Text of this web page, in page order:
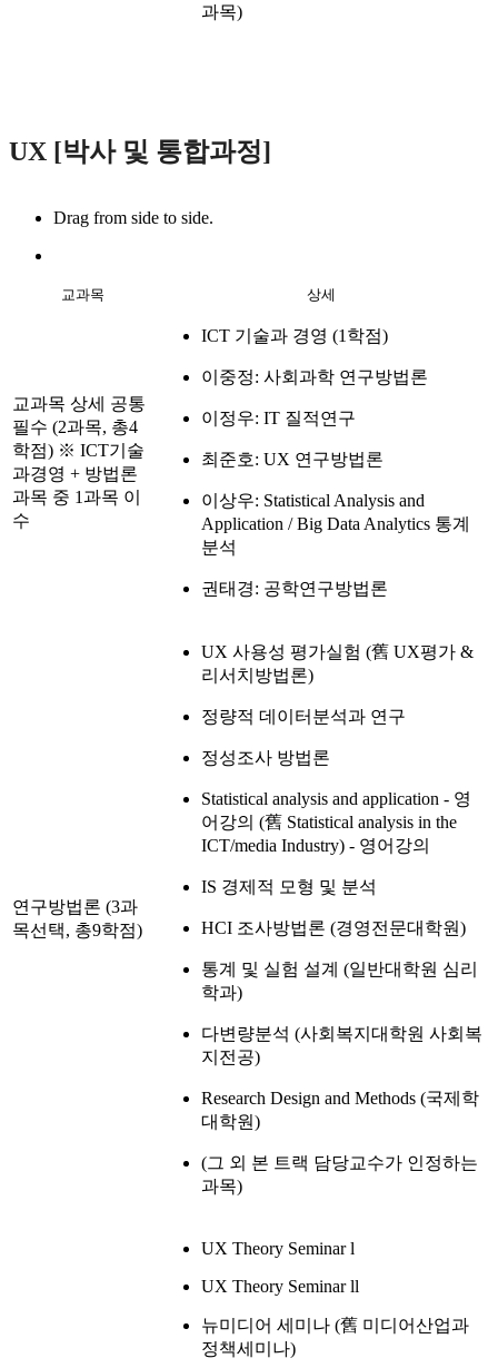
과목)
UX [박사 및 통합과정]
Drag from side to side.
교과목 상세
교과목 상세 공통
필수 (2과목, 총4
학점) ※ ICT기술
과경영 + 방법론
과목 중 1과목 이
수
ICT 기술과 경영 (1학점)
이중정: 사회과학 연구방법론
이정우: IT 질적연구
최준호: UX 연구방법론
이상우: Statistical Analysis and
Application / Big Data Analytics 통계
분석
권태경: 공학연구방법론
연구방법론 (3과
목선택, 총9학점)
UX 사용성 평가실험 (舊 UX평가 &
리서치방법론)
정량적 데이터분석과 연구
정성조사 방법론
Statistical analysis and application - 영
어강의 (舊 Statistical analysis in the
ICT/media Industry) - 영어강의
IS 경제적 모형 및 분석
HCI 조사방법론 (경영전문대학원)
통계 및 실험 설계 (일반대학원 심리
학과)
다변량분석 (사회복지대학원 사회복
지전공)
Research Design and Methods (국제학
대학원)
(그 외 본 트랙 담당교수가 인정하는
과목)
UX Theory Seminar l
UX Theory Seminar ll
뉴미디어 세미나 (舊 미디어산업과
정책세미나)